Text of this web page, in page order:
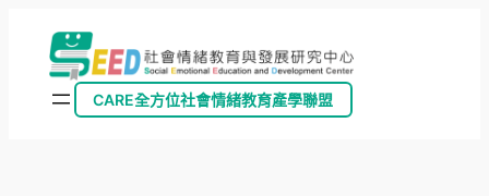
CARE全方位社會情緒教育產學聯盟